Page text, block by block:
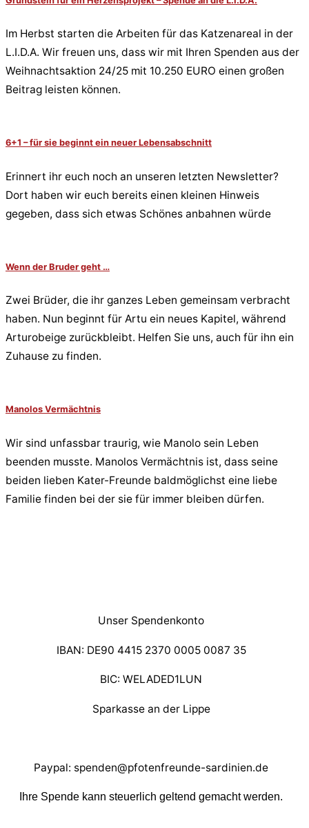
Im Herbst starten die Arbeiten für das Katzenareal in der
L.I.D.A. Wir freuen uns, dass wir mit Ihren Spenden aus der
Weihnachtsaktion 24/25 mit 10.250 EURO einen großen
Beitrag leisten können.
6+1 – für sie beginnt ein neuer Lebensabschnitt
Erinnert ihr euch noch an unseren letzten Newsletter?
Dort haben wir euch bereits einen kleinen Hinweis
gegeben, dass sich etwas Schönes anbahnen würde
Wenn der Bruder geht …
Zwei Brüder, die ihr ganzes Leben gemeinsam verbracht
haben. Nun beginnt für Artu ein neues Kapitel, während
Arturobeige zurückbleibt. Helfen Sie uns, auch für ihn ein
Zuhause zu finden.
Manolos Vermächtnis
Wir sind unfassbar traurig, wie Manolo sein Leben
beenden musste. Manolos Vermächtnis ist, dass seine
beiden lieben Kater-Freunde baldmöglichst eine liebe
Familie finden bei der sie für immer bleiben dürfen.
Unser Spendenkonto
IBAN: DE90 4415 2370 0005 0087 35
BIC: WELADED1LUN
Sparkasse an der Lippe
Paypal: spenden@pfotenfreunde-sardinien.de
Ihre Spende kann steuerlich geltend gemacht werden.